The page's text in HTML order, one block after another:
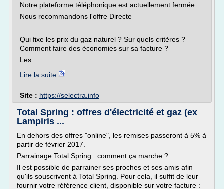
Notre plateforme téléphonique est actuellement fermée
Nous recommandons l'offre Directe
Qui fixe les prix du gaz naturel ? Sur quels critères ?
Comment faire des économies sur sa facture ?
Les...
Lire la suite
Site : https://selectra.info
Total Spring : offres d'électricité et gaz (ex
Lampiris ...
En dehors des offres "online", les remises passeront à 5% à
partir de février 2017.
Parrainage Total Spring : comment ça marche ?
Il est possible de parrainer ses proches et ses amis afin
qu'ils souscrivent à Total Spring. Pour cela, il suffit de leur
fournir votre référence client, disponible sur votre facture :